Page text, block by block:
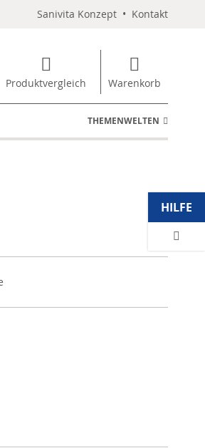
Sanivita Konzept • Kontakt
Produktvergleich Warenkorb
THEMENWELTEN
HILFE